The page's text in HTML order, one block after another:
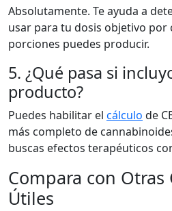
Absolutamente. Te ayuda a
usar para tu dosis objetivo por
porciones puedes producir.
5. ¿Qué pasa si
producto?
Puedes habilitar el cálculo de
más completo de
buscas efectos terapéuticos
Compara con Otras
Útiles